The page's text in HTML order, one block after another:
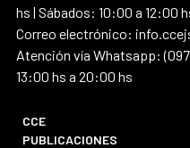
hs | Sábados: 10:00 a 12:00
Correo electrónico:
Atención vía Whatsapp:
13:00 hs a 20:00 hs
CCE
PUBLICACIONES